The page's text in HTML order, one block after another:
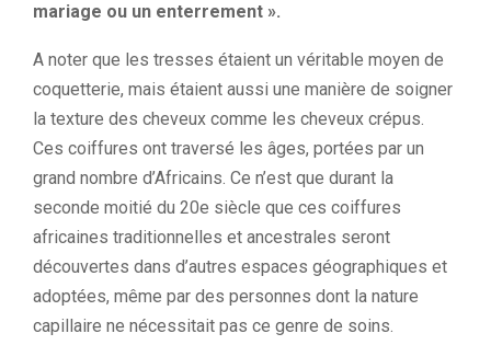
mariage ou un enterrement ».
A noter que les tresses étaient un véritable moyen de
coquetterie, mais étaient aussi une manière de soigner
la texture des cheveux comme les cheveux crépus.
Ces coiffures ont traversé les âges, portées par un
grand nombre d’Africains. Ce n’est que durant la
seconde moitié du 20e siècle que ces coiffures
africaines traditionnelles et ancestrales seront
découvertes dans d’autres espaces géographiques et
adoptées, même par des personnes dont la nature
capillaire ne nécessitait pas ce genre de soins.